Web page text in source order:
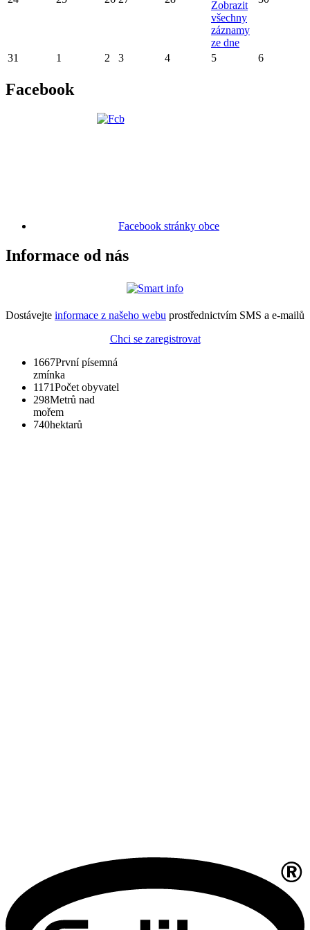
Zobrazit
všechny
záznamy
ze dne
31 1 2 3 4 5 6
Facebook
Facebook stránky obce
Informace od nás
Dostávejte informace z našeho webu prostřednictvím SMS a e-mailů
Chci se zaregistrovat
1667První písemná
zmínka
1171Počet obyvatel
298Metrů nad
mořem
740hektarů